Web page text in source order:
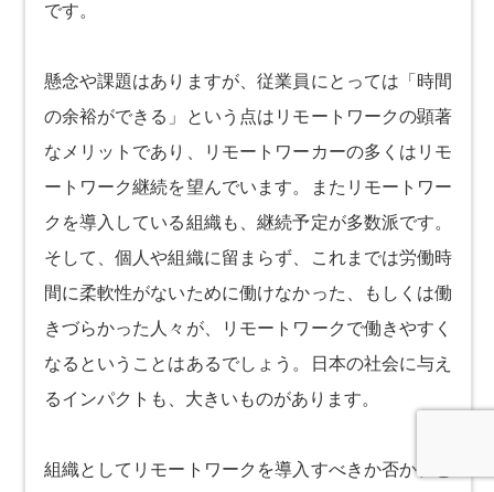
です。
懸念や課題はありますが、従業員にとっては「時間
の余裕ができる」という点はリモートワークの顕著
なメリットであり、リモートワーカーの多くはリモ
ートワーク継続を望んでいます。またリモートワー
クを導入している組織も、継続予定が多数派です。
そして、個人や組織に留まらず、これまでは労働時
間に柔軟性がないために働けなかった、もしくは働
きづらかった人々が、リモートワークで働きやすく
なるということはあるでしょう。日本の社会に与え
るインパクトも、大きいものがあります。
組織としてリモートワークを導入すべきか否か、と